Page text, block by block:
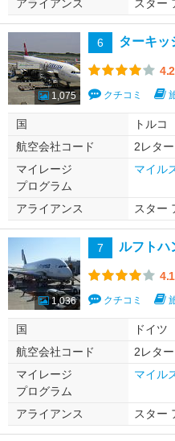
アライアンス スター
1,075
6 ターキッ
クチコミ
国
トルコ
航空会社コード
2レタ
マイレージ
プログラム
マイル
アライアンス スター
1,036
7 ルフトハ
クチコミ
国
ドイツ
航空会社コード
2レタ
マイレージ
プログラム
マイル
アライアンス スター